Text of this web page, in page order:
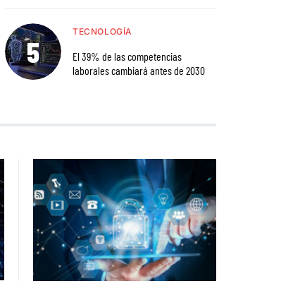
TECNOLOGÍA
El 39% de las competencias
laborales cambiará antes de 2030